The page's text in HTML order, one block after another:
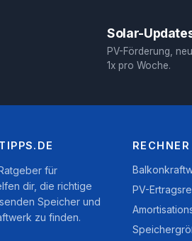
Solar-
PV-Förderung,
1x pro Woche.
für
dir, die richtige
Speicher und
zu finden.
PV-